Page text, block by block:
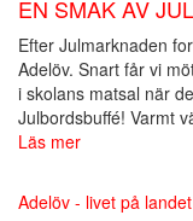
EN SMAK AV
Efter Julmarknaden
Adelöv. Snart får vi
i skolans matsal när
Julbordsbuffé! Varmt
Läs mer
Adelöv - livet på landet